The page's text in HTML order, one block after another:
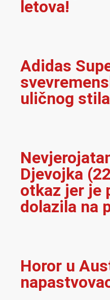
letova!
Adidas
uličnog stila
Djevojka
otkaz jer je
dolazila na
Horor u